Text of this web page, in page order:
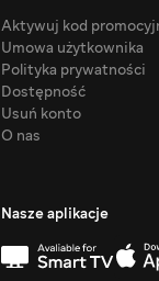
Aktywuj kod
Umowa użytkownika
Polityka prywatności
Dostępność
Usuń konto
O nas
Nasze aplikacje